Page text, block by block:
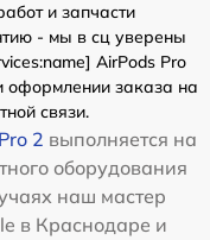
и запчасти
- мы в сц уверены
AirPods Pro
оформлении заказа на
связи.
2 выполняется на
оборудования
наш мастер
в Краснодаре и